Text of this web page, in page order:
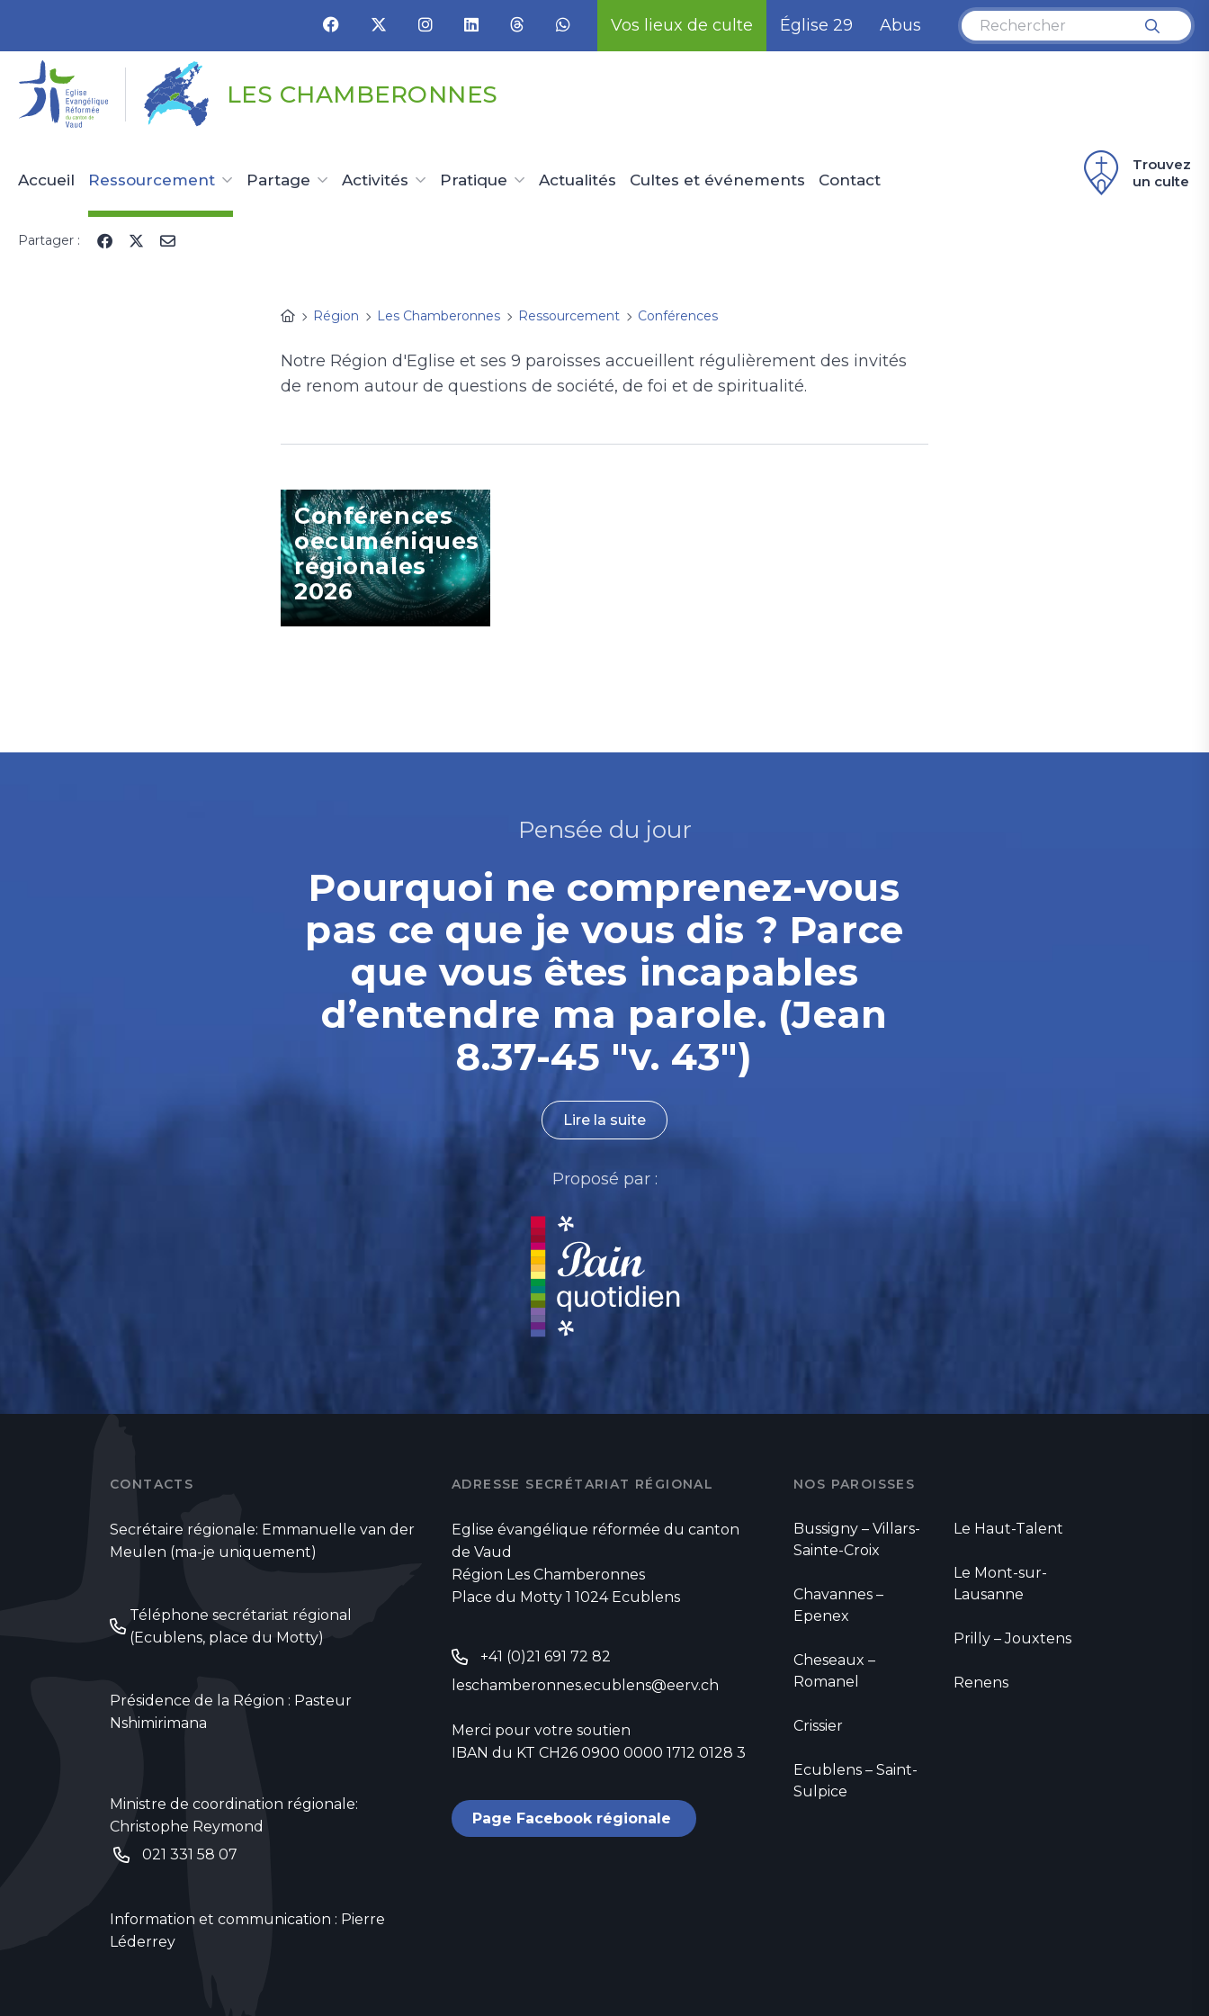
Vos lieux de culte Église 29 Abus
LES CHAMBERONNES
Accueil Ressourcement Partage Activités Pratique Actualités Cultes et événements Contact
Trouvez
un culte
Partager :
Région Les Chamberonnes Ressourcement Conférences
Notre Région d'Eglise et ses 9 paroisses accueillent régulièrement des invités
de renom autour de questions de société, de foi et de spiritualité.
Conférences
oecuméniques
régionales
2026
Pensée du jour
Pourquoi ne comprenez-vous
pas ce que je vous dis ? Parce
que vous êtes incapables
d’entendre ma parole. (Jean
8.37-45 "v. 43")
Lire la suite
Proposé par :
CONTACTS
Secrétaire régionale: Emmanuelle van der
Meulen (ma-je uniquement)
Téléphone secrétariat régional
(Ecublens, place du Motty)
Présidence de la Région : Pasteur
Nshimirimana
Ministre de coordination régionale:
Christophe Reymond
021 331 58 07
Information et communication : Pierre
Léderrey
ADRESSE SECRÉTARIAT RÉGIONAL
Eglise évangélique réformée du canton
de Vaud
Région Les Chamberonnes
Place du Motty 1 1024 Ecublens
+41 (0)21 691 72 82
leschamberonnes.ecublens@eerv.ch
Merci pour votre soutien
IBAN du KT CH26 0900 0000 1712 0128 3
Page Facebook régionale
NOS PAROISSES
Bussigny – Villars-
Sainte-Croix
Chavannes –
Epenex
Cheseaux –
Romanel
Crissier
Ecublens – Saint-
Sulpice
Le Haut-Talent
Le Mont-sur-
Lausanne
Prilly – Jouxtens
Renens